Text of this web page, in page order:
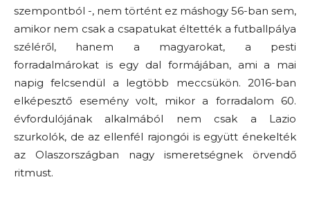
szempontból -, nem történt ez máshogy 56-ban sem,
amikor nem csak a csapatukat éltették a futballpálya
széléről, hanem a magyarokat, a pesti
forradalmárokat is egy dal formájában, ami a mai
napig felcsendül a legtöbb meccsükön. 2016-ban
elképesztő esemény volt, mikor a forradalom 60.
évfordulójának alkalmából nem csak a Lazio
szurkolók, de az ellenfél rajongói is együtt énekelték
az Olaszországban nagy ismeretségnek örvendő
ritmust.